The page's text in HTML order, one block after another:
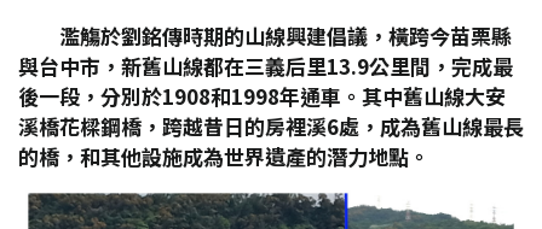
濫觴於劉銘傳時期的山線興建倡議，橫跨今苗栗縣
與台中市，新舊山線都在三義后里13.9公里間，完成最
後一段，分別於1908和1998年通車。其中舊山線大安
溪橋花樑鋼橋，跨越昔日的房裡溪6處，成為舊山線最長
的橋，和其他設施成為世界遺產的潛力地點。